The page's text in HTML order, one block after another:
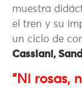
muestra
el tren y su
un ciclo de
Cassiani,
“Ni rosas,